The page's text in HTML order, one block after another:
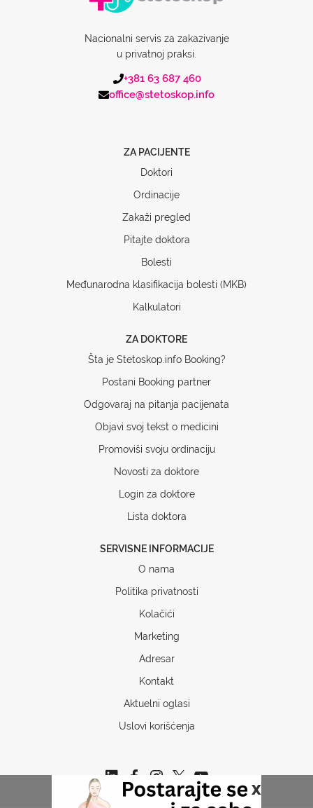
x
Nacionalni servis za zakazivanje
u privatnoj praksi.
+381 63 687 460
office@stetoskop.info
ZA PACIJENTE
Doktori
Ordinacije
Zakaži pregled
Pitajte doktora
Bolesti
Međunarodna klasifikacija bolesti (MKB)
Kalkulatori
ZA DOKTORE
Šta je Stetoskop.info Booking?
Postani Booking partner
Odgovaraj na pitanja pacijenata
Objavi svoj tekst o medicini
Promoviši svoju ordinaciju
Novosti za doktore
Login za doktore
Lista doktora
SERVISNE INFORMACIJE
O nama
Politika privatnosti
Kolačići
Marketing
Adresar
Kontakt
Aktuelni oglasi
Uslovi korišćenja